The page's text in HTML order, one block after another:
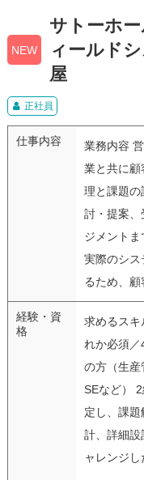
NEW
サトーホ
ィールド
屋
正社員
仕事内容
業務内容
業と共に顧
理と課題の
討・提案、
ジメントま
実際のシス
るため、顧
経験・資
格
求めるス
れか必須／
の方（生産
SEなど）
定し、課
計、詳細設
ャレンジし